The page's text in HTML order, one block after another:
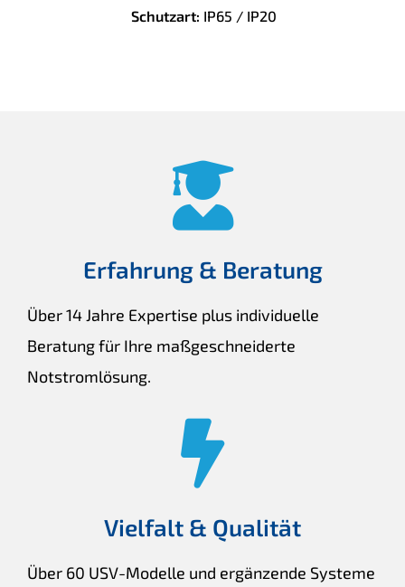
Schutzart: IP65 / IP20
Erfahrung & Beratung
Über 14 Jahre Expertise plus individuelle
Beratung für Ihre maßgeschneiderte
Notstromlösung.
Vielfalt & Qualität
Über 60 USV-Modelle und ergänzende Systeme